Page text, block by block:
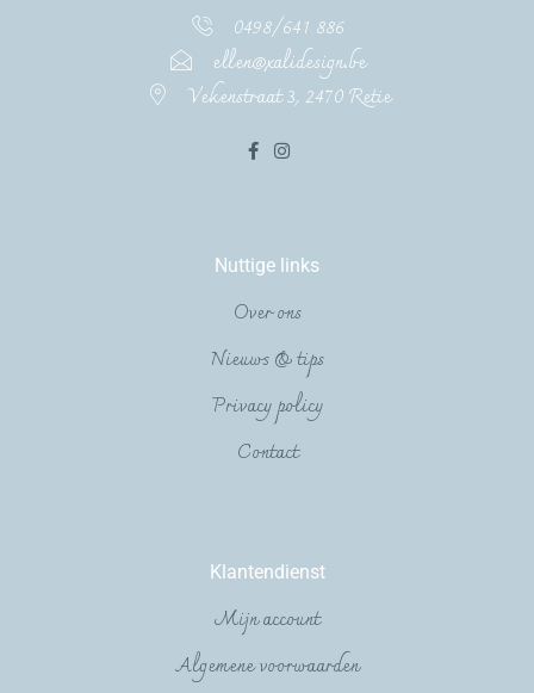
0498/641 886
ellen@xalidesign.be
Vekenstraat 3, 2470 Retie
Nuttige links
Over ons
Nieuws & tips
Privacy policy
Contact
Klantendienst
Mijn account
Algemene voorwaarden